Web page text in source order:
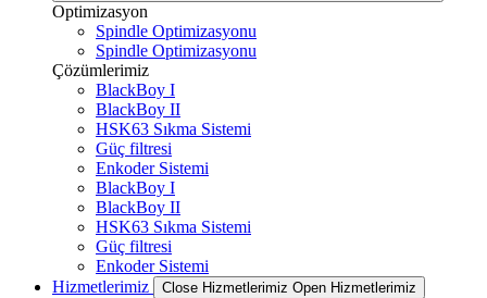
Optimizasyon
Spindle Optimizasyonu
Spindle Optimizasyonu
Çözümlerimiz
BlackBoy I
BlackBoy II
HSK63 Sıkma Sistemi
Güç filtresi
Enkoder Sistemi
BlackBoy I
BlackBoy II
HSK63 Sıkma Sistemi
Güç filtresi
Enkoder Sistemi
Hizmetlerimiz
Close Hizmetlerimiz Open Hizmetlerimiz